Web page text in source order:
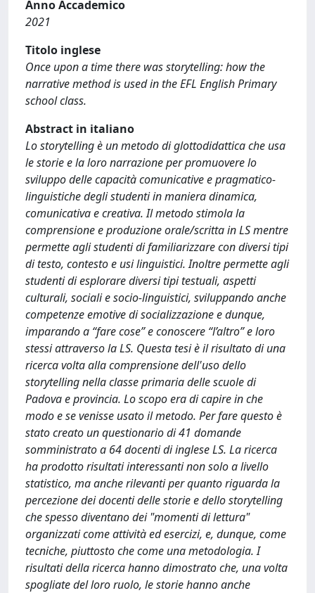
Anno Accademico
2021
Titolo inglese
Once upon a time there was storytelling: how the
narrative method is used in the EFL English Primary
school class.
Abstract in italiano
Lo storytelling è un metodo di glottodidattica che usa
le storie e la loro narrazione per promuovere lo
sviluppo delle capacità comunicative e pragmatico-
linguistiche degli studenti in maniera dinamica,
comunicativa e creativa. Il metodo stimola la
comprensione e produzione orale/scritta in LS mentre
permette agli studenti di familiarizzare con diversi tipi
di testo, contesto e usi linguistici. Inoltre permette agli
studenti di esplorare diversi tipi testuali, aspetti
culturali, sociali e socio-linguistici, sviluppando anche
competenze emotive di socializzazione e dunque,
imparando a “fare cose” e conoscere “l’altro” e loro
stessi attraverso la LS. Questa tesi è il risultato di una
ricerca volta alla comprensione dell'uso dello
storytelling nella classe primaria delle scuole di
Padova e provincia. Lo scopo era di capire in che
modo e se venisse usato il metodo. Per fare questo è
stato creato un questionario di 41 domande
somministrato a 64 docenti di inglese LS. La ricerca
ha prodotto risultati interessanti non solo a livello
statistico, ma anche rilevanti per quanto riguarda la
percezione dei docenti delle storie e dello storytelling
che spesso diventano dei "momenti di lettura"
organizzati come attività ed esercizi, e, dunque, come
tecniche, piuttosto che come una metodologia. I
risultati della ricerca hanno dimostrato che, una volta
spogliate del loro ruolo, le storie hanno anche